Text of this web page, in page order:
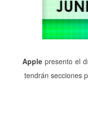
Apple presento el
tendrán secciones